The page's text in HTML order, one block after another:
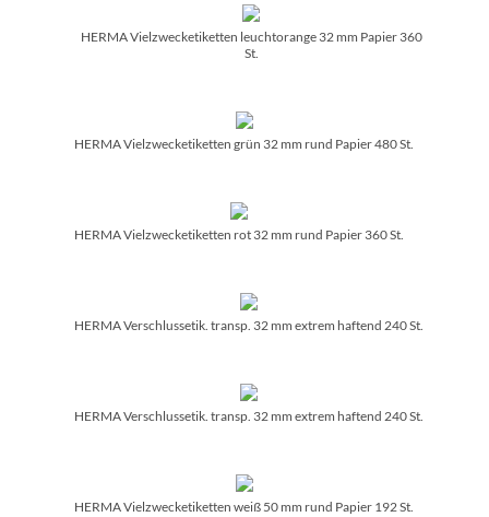
HERMA Vielzwecketiketten leuchtorange 32 mm Papier 360
St.
HERMA Vielzwecketiketten grün 32 mm rund Papier 480 St.
HERMA Vielzwecketiketten rot 32 mm rund Papier 360 St.
HERMA Verschlussetik. transp. 32 mm extrem haftend 240 St.
HERMA Verschlussetik. transp. 32 mm extrem haftend 240 St.
HERMA Vielzwecketiketten weiß 50 mm rund Papier 192 St.